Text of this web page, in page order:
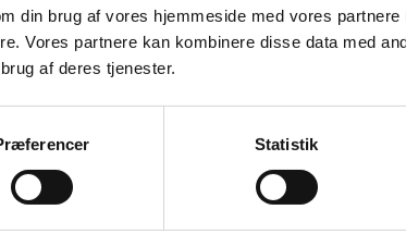
din brug af vores hjemmeside med vores partnere
Vores partnere kan kombinere disse data med
af deres tjenester.
Statistik